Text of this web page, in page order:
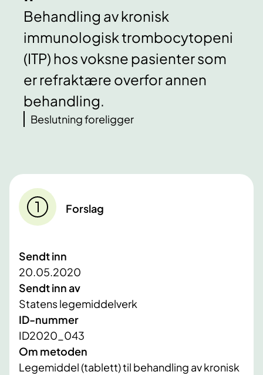
Behandling av kronisk
immunologisk trombocytopeni
(ITP) hos voksne pasienter som
er refraktære overfor annen
behandling.
Beslutning foreligger
Forslag
Sendt inn
20.05.2020
Sendt inn av
Statens legemiddelverk
ID-nummer
ID2020_043
Om metoden
Legemiddel (tablett) til behandling av kronisk